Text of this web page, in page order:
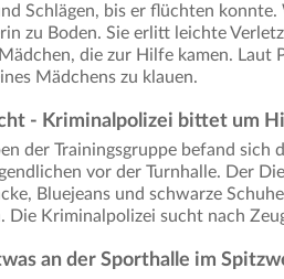
Schlägen, bis er flüchten
zu Boden. Sie erlitt leichte
die zur Hilfe kamen. Laut
Mädchens zu klauen.
- Kriminalpolizei bittet um
der Trainingsgruppe befand sich
vor der Turnhalle. Der
Bluejeans und schwarze
Die Kriminalpolizei sucht nach
an der Sporthalle im